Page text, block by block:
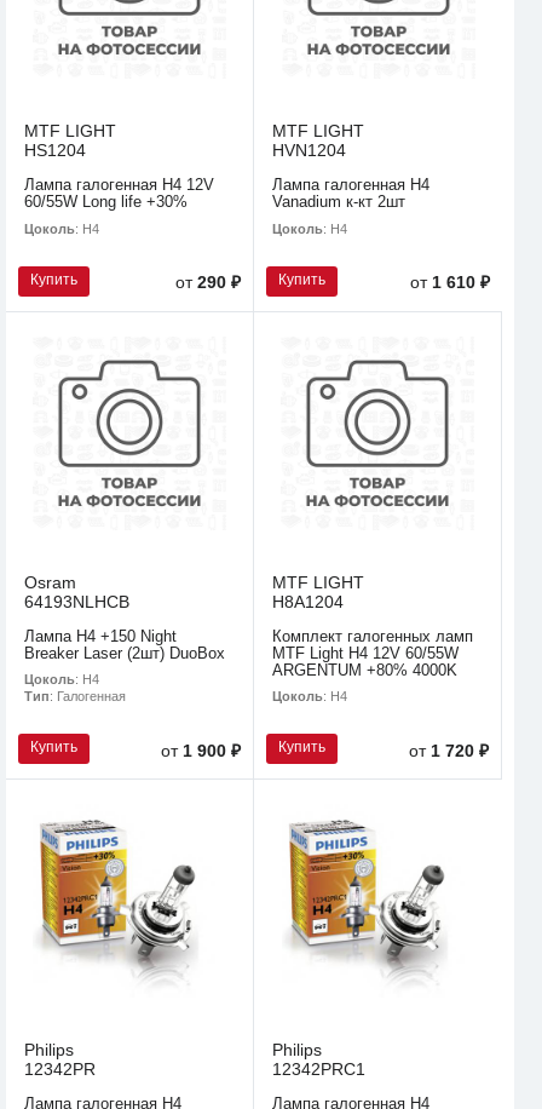
MTF LIGHT
HS1204
Лампа галогенная H4 12V
60/55W Long life +30%
Цоколь: H4
Купить от290 ₽
MTF LIGHT
HVN1204
Лампа галогенная H4
Vanadium к-кт 2шт
Цоколь: H4
Купить от 1 610 ₽
Osram
64193NLHCB
Лампа H4 +150 Night
Breaker Laser (2шт) DuoBox
Цоколь: H4
Тип: Галогенная
Купить от 1 900 ₽
MTF LIGHT
H8A1204
Комплект галогенных ламп
MTF Light H4 12V 60/55W
ARGENTUM +80% 4000K
Цоколь: H4
Купить от 1 720 ₽
Philips
12342PR
Лампа галогенная H4
Philips
12342PRC1
Лампа галогенная H4